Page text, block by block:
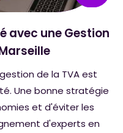
avec une Gestion
de la TVA est
Une bonne stratégie
et d'éviter les
d'experts en